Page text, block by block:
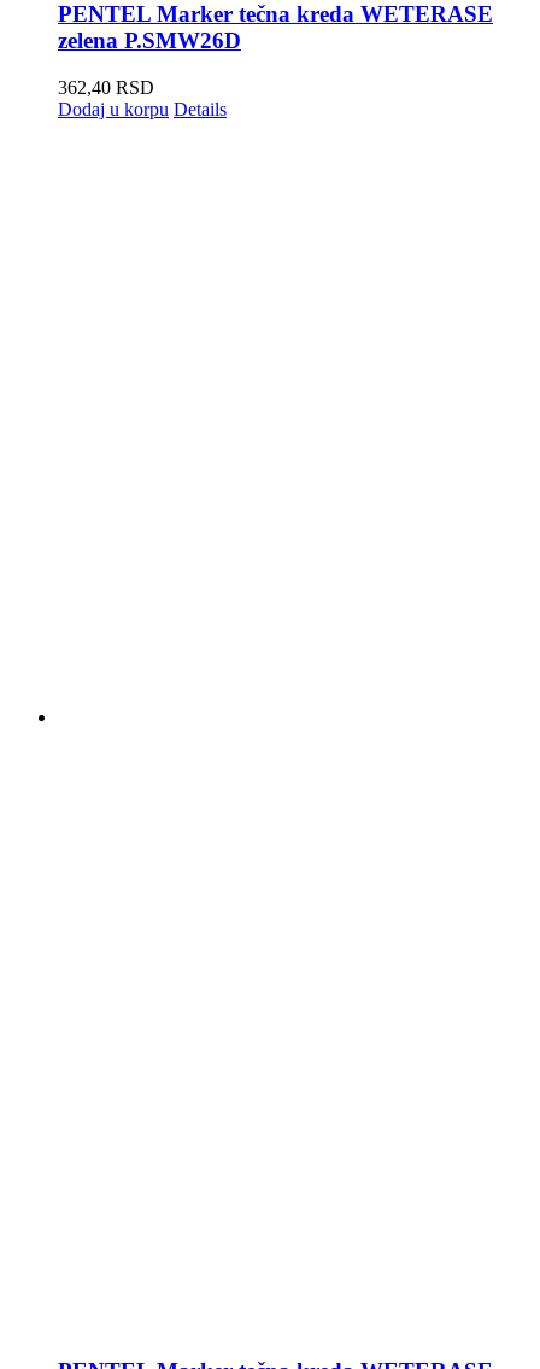
PENTEL Marker tečna kreda WETERASE
zelena P.SMW26D
362,40 RSD
Dodaj u korpu Details